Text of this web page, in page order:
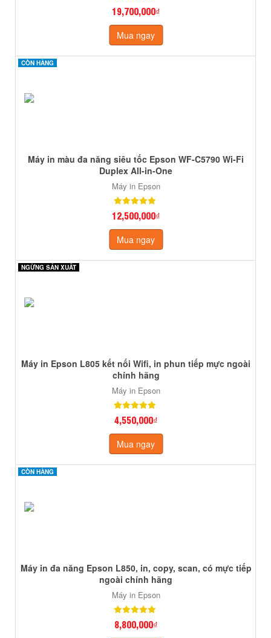
19,700,000₫
Mua ngay
CÒN HÀNG
CÒN HÀNG
Máy in màu đa năng siêu tốc Epson WF-C5790 Wi-Fi
Duplex All-in-One
Máy in Epson
12,500,000₫
Mua ngay
NGỪNG SẢN XUẤT
NGỪNG SẢN XUẤT
Máy in Epson L805 kết nối Wifi, in phun tiếp mực ngoài
chính hãng
Máy in Epson
4,550,000₫
Mua ngay
CÒN HÀNG
CÒN HÀNG
Máy in đa năng Epson L850, in, copy, scan, có mực tiếp
ngoài chính hãng
Máy in Epson
8,800,000₫